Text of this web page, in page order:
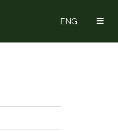
ENG